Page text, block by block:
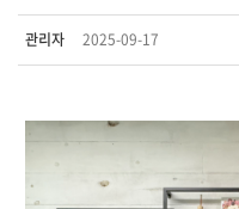
관리자 2025-09-17